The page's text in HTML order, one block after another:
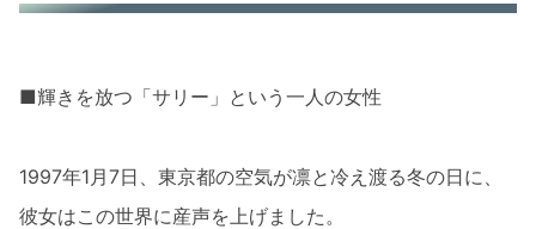
■輝きを放つ「サリー」という一人の女性
1997年1月7日、東京都の空気が凛と冷え渡る冬の日に、
彼女はこの世界に産声を上げました。